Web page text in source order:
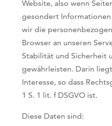
Website, also wenn
gesondert
wir die
Browser an unseren
Stabilität und Sicherheit
gewährleisten. Darin
Interesse, so dass
1 S. 1 lit. f DSGVO ist.
Diese Daten sind: